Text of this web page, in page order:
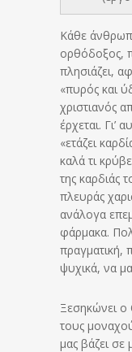
Κάθε
ορθόδοξος,
πλησιάζει,
«πυρός και
χριστιανός
έρχεται. Γι’
«ετάζει
καλά τι
της καρδιάς
πλευράς
ανάλογα
φάρμακα.
πραγματική,
ψυχικά, να
Ξεσηκώνει ο
τους
μας βάζει σε